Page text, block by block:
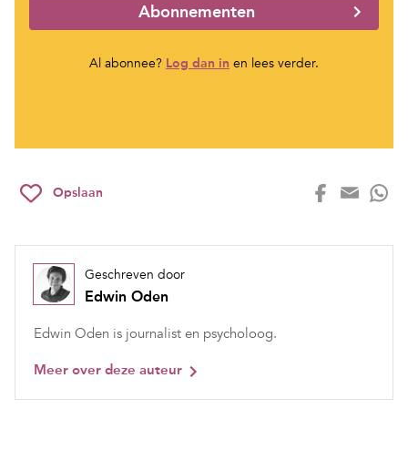
Abonnementen
Al abonnee? Log dan in en lees verder.
Opslaan
Geschreven door
Edwin Oden
Edwin Oden is journalist en psycholoog.
Meer over deze auteur